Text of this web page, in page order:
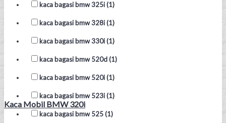
kaca bagasi bmw 325i (1)
kaca bagasi bmw 328i (1)
kaca bagasi bmw 330i (1)
kaca bagasi bmw 520d (1)
kaca bagasi bmw 520i (1)
kaca bagasi bmw 523i (1)
kaca bagasi bmw 525 (1)
Kaca Mobil BMW 320i